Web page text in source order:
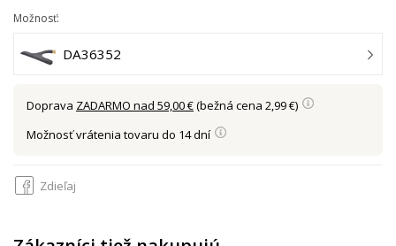
Možnosť:
DA36352
Doprava ZADARMO nad 59,00 €(bežná cena 2,99 €)
Možnosť vrátenia tovaru do 14 dní
Zdieľaj